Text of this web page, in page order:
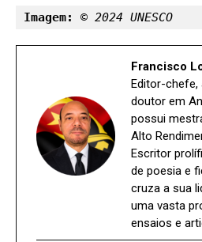
Imagem: © 2024 UNESCO
Francisco
Editor-chefe,
doutor em
possui
Alto
Escritor
de poesia e
cruza a sua
uma vasta
ensaios e